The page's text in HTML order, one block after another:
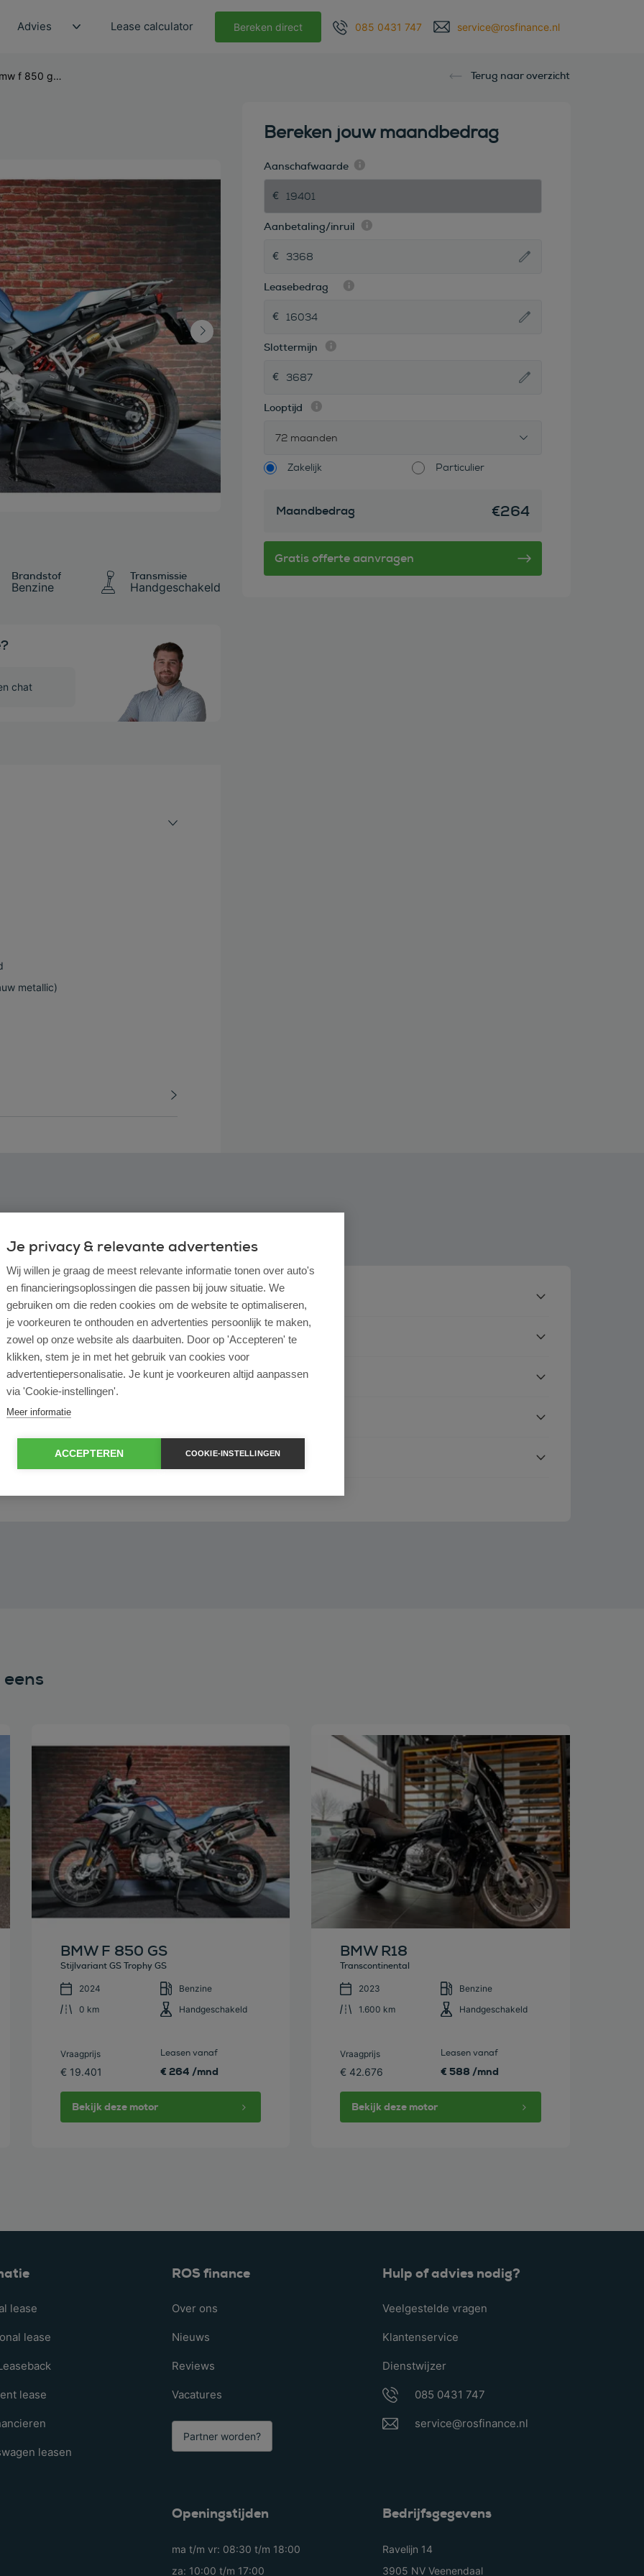
Advies Lease calculator Bereken direct 085 0431 747 service@rosfinance.nl
bmw f 850 gs stijlvariant gs trophy gs Terug naar overzicht
Brandstof
Benzine
Transmissie
Handgeschakeld
chat
metallic)
Bereken jouw maandbedrag
Aanschafwaarde
Aanbetaling/inruil
Leasebedrag
Slottermijn
Looptijd
72 maanden
Zakelijk Particulier
Maandbedrag €264
ondernemer?
operational lease?
ROS Finance?
zelf bepalen?
Bekijk deze auto
BMW F 850 GS
Stijlvariant GS Trophy GS
2024
Benzine
0 km
Handgeschakeld
Vraagprijs
€ 19.401
Leasen vanaf
€ 264 /mnd
Bekijk deze motor
Bekijk deze auto
BMW R18
Transcontinental
2023
Benzine
1.600 km
Handgeschakeld
Vraagprijs
€ 42.676
Leasen vanaf
€ 588 /mnd
Bekijk deze motor
lease
lease
lease
leasen
ROS finance
Over ons
Nieuws
Reviews
Vacatures
Partner worden?
Hulp of advies nodig?
Veelgestelde vragen
Klantenservice
Dienstwijzer
085 0431 747
service@rosfinance.nl
Openingstijden
ma t/m vr: 08:30 t/m 18:00
za: 10:00 t/m 17:00
Bedrijfsgegevens
Ravelijn 14
3905 NV Veenendaal
Je privacy & relevante advertenties
Wij willen je graag de meest relevante informatie tonen over auto's
en financieringsoplossingen die passen bij jouw situatie. We
gebruiken om die reden cookies om de website te optimaliseren,
je voorkeuren te onthouden en advertenties persoonlijk te maken,
zowel op onze website als daarbuiten. Door op 'Accepteren' te
klikken, stem je in met het gebruik van cookies voor
advertentiepersonalisatie. Je kunt je voorkeuren altijd aanpassen
via 'Cookie-instellingen'.
Meer informatie
ACCEPTEREN COOKIE-INSTELLINGEN